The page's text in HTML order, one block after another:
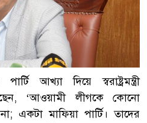
আখ্যা দিয়ে স্বরাষ্ট্রমন্ত্রী
‘আওয়ামী লীগকে কোনো
একটা মাফিয়া পার্টি। তাদের